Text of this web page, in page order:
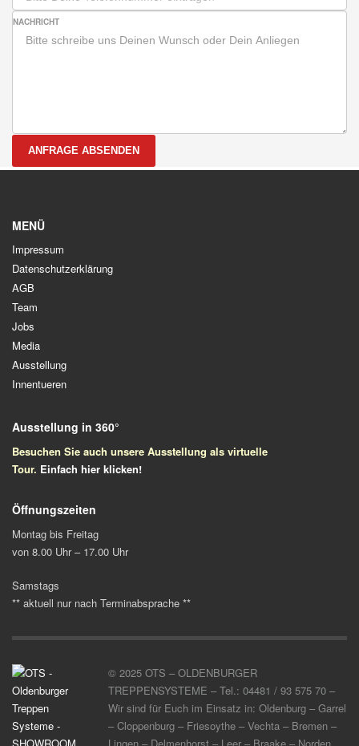
NACHRICHT
ANFRAGE ABSENDEN
MENÜ
Impressum
Datenschutzerklärung
AGB
Team
Jobs
Media
Ausstellung
Innentueren
Ausstellung in 360°
Besuchen Sie auch unsere Ausstellung als virtuelle
Tour. Einfach hier klicken!
Öffnungszeiten
Montag bis Freitag
von 8.00 Uhr – 17.00 Uhr
Samstags
** aktuell nur nach Terminabsprache **
© 2025 OTS – OLDENBURGER
TREPPENSYSTEME – Tel.: 04481 / 93 575 70 –
Wir sind für Euch im Einsatz in: Oldenburg – Garrel
– Cloppenburg – Friesoythe – Vechta – Bremen –